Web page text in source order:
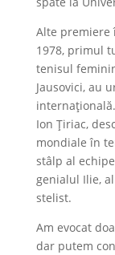
Alte premiere
1978, primul
tenisul
Jausovici, au
Ion Țiriac,
mondiale în
stâlp al
genialul Ilie,
stelist.
Am evocat
dar putem